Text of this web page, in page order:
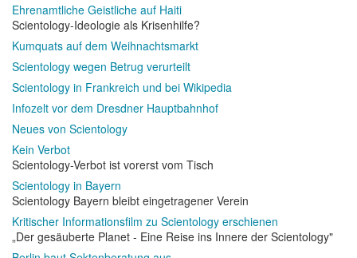
Ehrenamtliche Geistliche auf Haiti
Scientology-Ideologie als Krisenhilfe?
Kumquats auf dem Weihnachtsmarkt
Scientology wegen Betrug verurteilt
Scientology in Frankreich und bei Wikipedia
Infozelt vor dem Dresdner Hauptbahnhof
Neues von Scientology
Kein Verbot
Scientology-Verbot ist vorerst vom Tisch
Scientology in Bayern
Scientology Bayern bleibt eingetragener Verein
Kritischer Informationsfilm zu Scientology erschienen
„Der gesäuberte Planet - Eine Reise ins Innere der Scientology"